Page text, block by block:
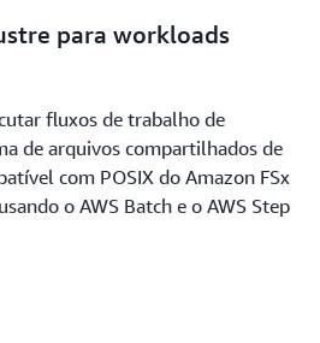
para workloads
fluxos de trabalho de
de arquivos compartilhados de
com POSIX do Amazon FSx
o AWS Batch e o AWS Step